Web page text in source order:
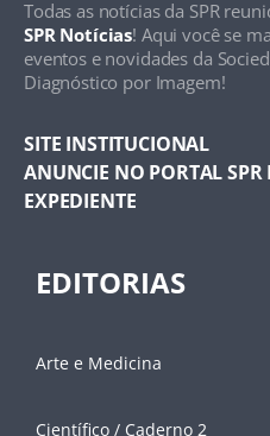
Todas as notícias da SPR
SPR Notícias! Aqui você se
eventos e novidades da
Diagnóstico por Imagem!
SITE INSTITUCIONAL
ANUNCIE NO PORTAL SPR
EXPEDIENTE
EDITORIAS
Arte e Medicina
Científico / Caderno 2